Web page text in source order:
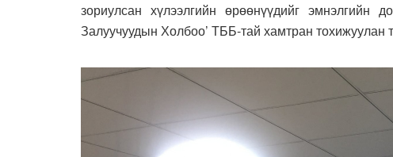
зориулсан хүлээлгийн өрөөнүүдийг эмнэлгийн
Залуучуудын Холбоо’ ТББ-тай хамтран тохижуулан